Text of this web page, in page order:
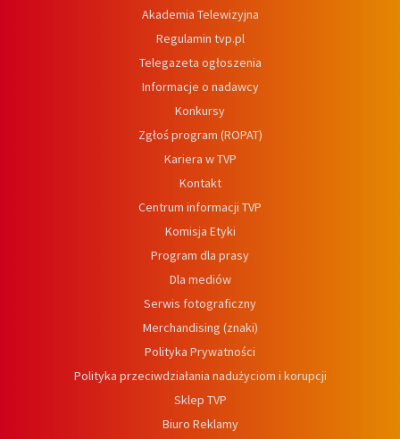
Akademia Telewizyjna
Regulamin tvp.pl
Telegazeta ogłoszenia
Informacje o nadawcy
Konkursy
Zgłoś program (ROPAT)
Kariera w TVP
Kontakt
Centrum informacji TVP
Komisja Etyki
Program dla prasy
Dla mediów
Serwis fotograficzny
Merchandising (znaki)
Polityka Prywatności
Polityka przeciwdziałania nadużyciom i korupcji
Sklep TVP
Biuro Reklamy